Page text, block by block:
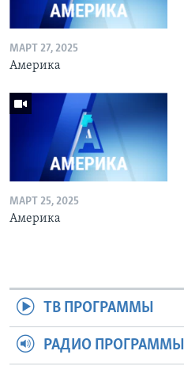
МАРТ 27, 2025
Америка
МАРТ 25, 2025
Америка
ТВ ПРОГРАММЫ
РАДИО ПРОГРАММЫ